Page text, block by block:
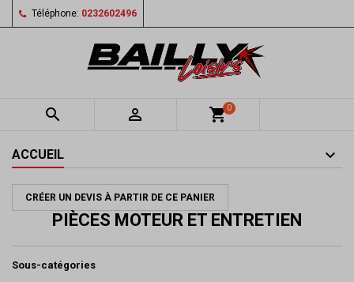
Téléphone: 0232602496
  shopping_cart0
ACCUEIL
CRÉER UN DEVIS À PARTIR DE CE PANIER
PIÈCES MOTEUR ET ENTRETIEN
Sous-catégories